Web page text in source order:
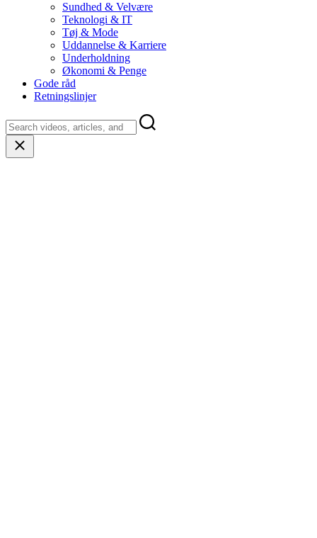
Sundhed & Velvære
Teknologi & IT
Tøj & Mode
Uddannelse & Karriere
Underholdning
Økonomi & Penge
Gode råd
Retningslinjer
Close
search